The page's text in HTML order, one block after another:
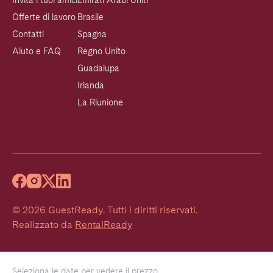
Offerte di lavoro
Contatti
Aiuto e FAQ
Brasile
Spagna
Regno Unito
Guadalupa
Irlanda
La Riunione
© 2026 GuestReady. Tutti i diritti riservati.
Realizzato da RentalReady